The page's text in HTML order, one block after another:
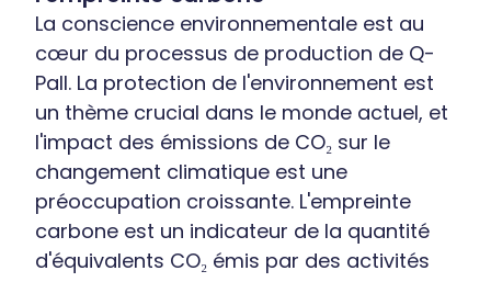
La conscience environnementale est au
cœur du processus de production de Q-
Pall. La protection de l'environnement est
un thème crucial dans le monde actuel, et
l'impact des émissions de CO₂ sur le
changement climatique est une
préoccupation croissante. L'empreinte
carbone est un indicateur de la quantité
d'équivalents CO₂ émis par des activités